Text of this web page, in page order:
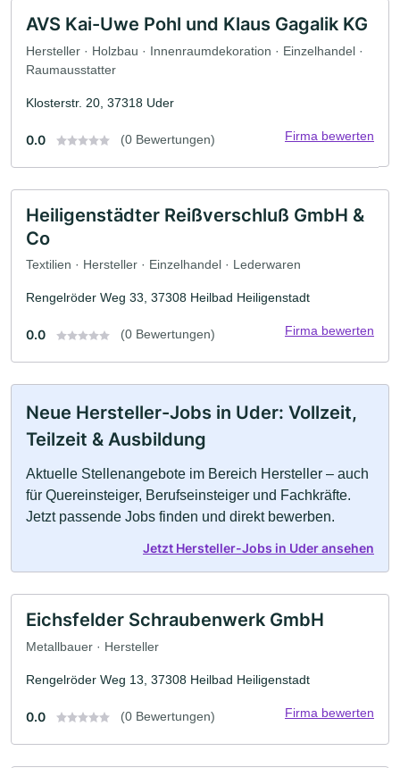
AVS Kai-Uwe Pohl und Klaus Gagalik KG
Hersteller · Holzbau · Innenraumdekoration · Einzelhandel ·
Raumausstatter
Klosterstr. 20, 37318 Uder
0.0 (0 Bewertungen) Firma bewerten
Heiligenstädter Reißverschluß GmbH &
Co
Textilien · Hersteller · Einzelhandel · Lederwaren
Rengelröder Weg 33, 37308 Heilbad Heiligenstadt
0.0 (0 Bewertungen) Firma bewerten
Neue Hersteller-Jobs in Uder: Vollzeit,
Teilzeit & Ausbildung
Aktuelle Stellenangebote im Bereich Hersteller – auch
für Quereinsteiger, Berufseinsteiger und Fachkräfte.
Jetzt passende Jobs finden und direkt bewerben.
Jetzt Hersteller-Jobs in Uder ansehen
Eichsfelder Schraubenwerk GmbH
Metallbauer · Hersteller
Rengelröder Weg 13, 37308 Heilbad Heiligenstadt
0.0 (0 Bewertungen) Firma bewerten